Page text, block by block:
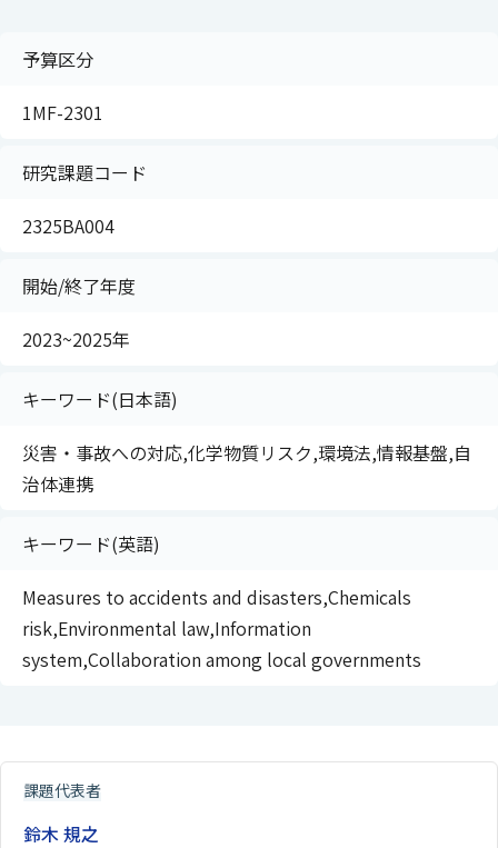
予算区分
1MF-2301
研究課題コード
2325BA004
開始/終了年度
2023~2025年
キーワード(日本語)
災害・事故への対応,化学物質リスク,環境法,情報基盤,自
治体連携
キーワード(英語)
Measures to accidents and disasters,Chemicals
risk,Environmental law,Information
system,Collaboration among local governments
課題代表者
鈴木 規之